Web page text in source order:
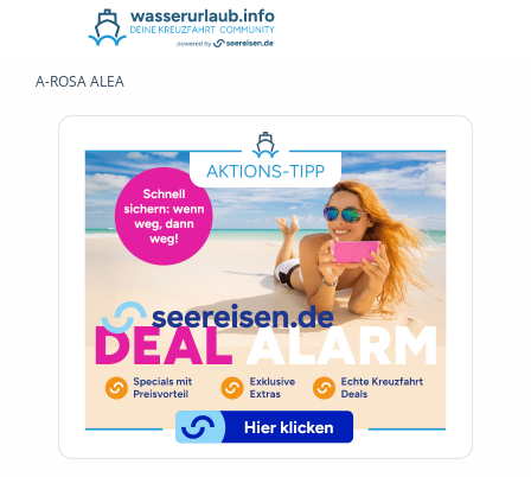
A-ROSA ALEA